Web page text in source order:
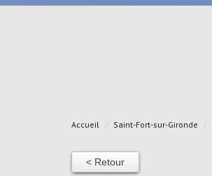
Accueil Saint-Fort-sur-Gironde
< Retour